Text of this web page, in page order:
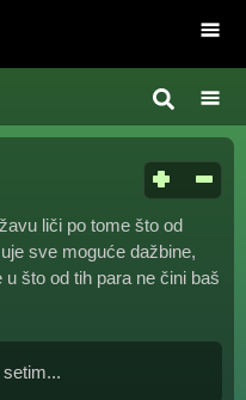
liči po tome što od
sve moguće dažbine,
što od tih para ne čini baš